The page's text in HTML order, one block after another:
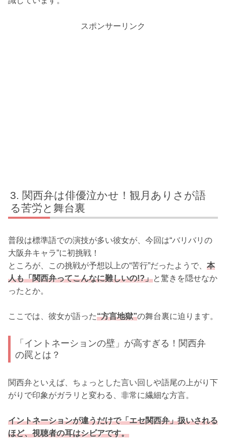
スポンサーリンク
関西弁は俳優泣かせ！観月ありさが語
る苦労と舞台裏
普段は標準語での演技が多い彼女が、今回は“バリバリの
大阪弁キャラ”に初挑戦！
ところが、この挑戦が予想以上の“苦行”だったようで、 本
人も「関西弁ってこんなに難しいの!?」と驚きを隠せなか
ったとか。
ここでは、彼女が語った“方言地獄”の舞台裏に迫ります。
「イントネーションの壁」が高すぎる！関西弁
の罠とは？
関西弁といえば、ちょっとした言い回しや語尾の上がり下
がりで印象がガラリと変わる、非常に繊細な方言。
イントネーションが違うだけで「エセ関西弁」扱いされる
ほど、視聴者の耳はシビアです。